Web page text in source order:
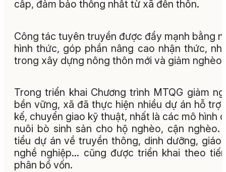
cấp, đảm bảo thống nhất từ xã đến thôn.
Công tác tuyên truyền được đẩy mạnh bằng
hình thức, góp phần nâng cao nhận thức,
trong xây dựng nông thôn mới và giảm nghèo.
Trong triển khai Chương trình MTQG giảm
bền vững, xã đã thực hiện nhiều dự án hỗ trợ
kế, chuyển giao kỹ thuật, nhất là các mô hình
nuôi bò sinh sản cho hộ nghèo, cận nghèo.
tiểu dự án về truyền thông, dinh dưỡng, giáo
nghề nghiệp… cũng được triển khai theo
phân bổ vốn.